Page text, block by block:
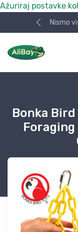
Ažuriraj postavke
Nismo
Bonka Bird